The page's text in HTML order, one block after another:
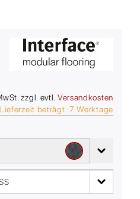
zzgl. evtl. Versandkosten
beträgt: 7 Werktage